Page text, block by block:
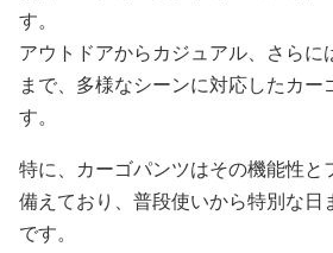
す。
アウトドアからカジュアル、さらに
まで、多様なシーンに対応したカー
す。
特に、カーゴパンツはその機能性と
備えており、普段使いから特別な日
です。